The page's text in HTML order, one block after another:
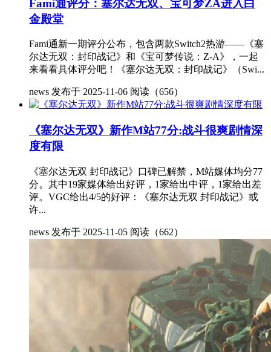
Fami通评分：塞尔达无双、宝可梦ZA进入白
金殿堂
Fami通新一期评分公布，包含两款Switch2热游——《塞
尔达无双：封印战记》和《宝可梦传说：Z-A》，一起
来看看具体评分吧！《塞尔达无双：封印战记》（Swi...
news 发布于 2025-11-06 阅读（656）
《塞尔达无双》新作M站77分:战斗很爽剧情深
度有限
《塞尔达无双 封印战记》口碑已解禁，M站媒体均分77
分。其中19家媒体给出好评，1家给出中评，1家给出差
评。VGC给出4/5的好评：《塞尔达无双 封印战记》或
许...
news 发布于 2025-11-05 阅读（662）